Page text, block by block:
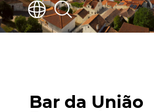
Bar da União